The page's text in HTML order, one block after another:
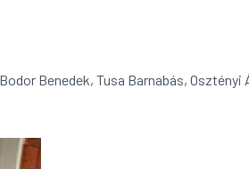
Benedek, Tusa Barnabás, Osztényi